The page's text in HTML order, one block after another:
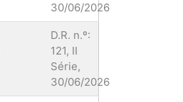
30/06/2026
D.R. n.º:
121, II
Série,
30/06/2026